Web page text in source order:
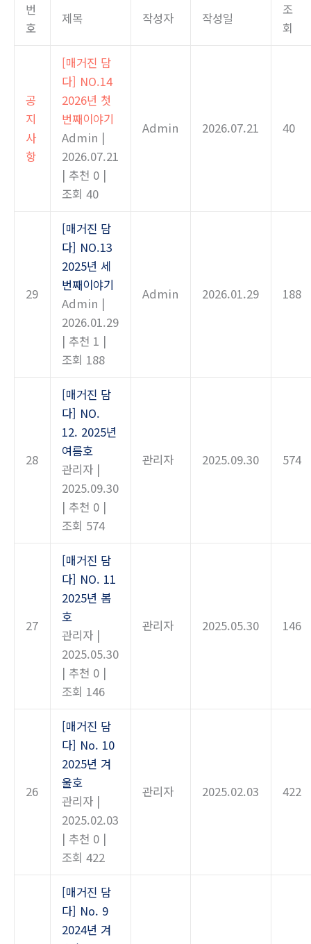
번
호
제목 작성자 작성일
조
회
공
지
사
항
[매거진 담
다] NO.14
2026년 첫
번째이야기
Admin |
2026.07.21
| 추천 0 |
조회 40
Admin 2026.07.21 40
29
[매거진 담
다] NO.13
2025년 세
번째이야기
Admin |
2026.01.29
| 추천 1 |
조회 188
Admin 2026.01.29 188
28
[매거진 담
다] NO.
12. 2025년
여름호
관리자 |
2025.09.30
| 추천 0 |
조회 574
관리자 2025.09.30 574
27
[매거진 담
다] NO. 11
2025년 봄
호
관리자 |
2025.05.30
| 추천 0 |
조회 146
관리자 2025.05.30 146
26
[매거진 담
다] No. 10
2025년 겨
울호
관리자 |
2025.02.03
| 추천 0 |
조회 422
관리자 2025.02.03 422
[매거진 담
다] No. 9
2024년 겨